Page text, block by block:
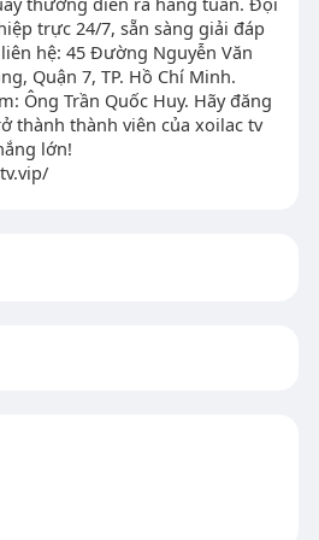
trực 24/7, sẵn sàng giải đáp
hệ: 45 Đường Nguyễn Văn
Quận 7, TP. Hồ Chí Minh.
Ông Trần Quốc Huy. Hãy đăng
thành thành viên của xoilac tv
lớn!